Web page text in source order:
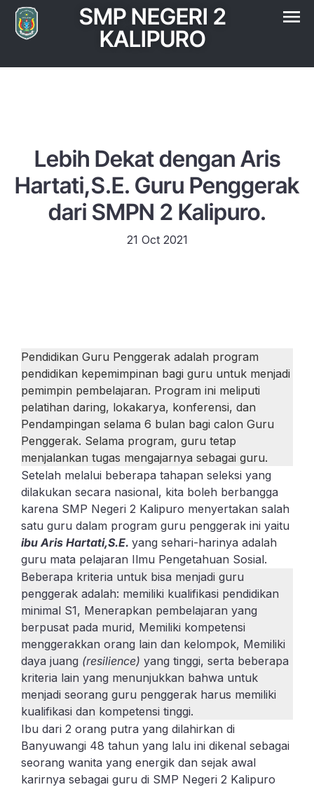
SMP NEGERI 2
KALIPURO
Lebih Dekat dengan Aris
Hartati,S.E. Guru Penggerak
dari SMPN 2 Kalipuro.
21 Oct 2021
Pendidikan Guru Penggerak adalah program
pendidikan kepemimpinan bagi guru untuk menjadi
pemimpin pembelajaran. Program ini meliputi
pelatihan daring, lokakarya, konferensi, dan
Pendampingan selama 6 bulan bagi calon Guru
Penggerak. Selama program, guru tetap
menjalankan tugas mengajarnya sebagai guru.
Setelah melalui beberapa tahapan seleksi yang
dilakukan secara nasional, kita boleh berbangga
karena SMP Negeri 2 Kalipuro menyertakan salah
satu guru dalam program guru penggerak ini yaitu
ibu Aris Hartati,S.E. yang sehari-harinya adalah
guru mata pelajaran Ilmu Pengetahuan Sosial.
Beberapa kriteria untuk bisa menjadi guru
penggerak adalah: memiliki kualifikasi pendidikan
minimal S1, Menerapkan pembelajaran yang
berpusat pada murid, Memiliki kompetensi
menggerakkan orang lain dan kelompok, Memiliki
daya juang (resilience) yang tinggi, serta beberapa
kriteria lain yang menunjukkan bahwa untuk
menjadi seorang guru penggerak harus memiliki
kualifikasi dan kompetensi tinggi.
Ibu dari 2 orang putra yang dilahirkan di
Banyuwangi 48 tahun yang lalu ini dikenal sebagai
seorang wanita yang energik dan sejak awal
karirnya sebagai guru di SMP Negeri 2 Kalipuro